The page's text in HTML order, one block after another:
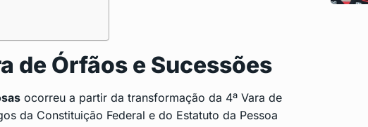
de Órfãos e Sucessões
ocorreu a partir da transformação da 4ª Vara de
da Constituição Federal e do Estatuto da Pessoa